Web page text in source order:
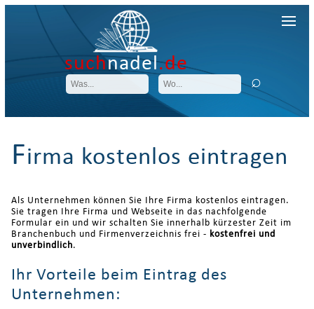
suchnadel.de
Firma kostenlos eintragen
Als Unternehmen können Sie Ihre Firma kostenlos eintragen.
Sie tragen Ihre Firma und Webseite in das nachfolgende
Formular ein und wir schalten Sie innerhalb kürzester Zeit im
Branchenbuch und Firmenverzeichnis frei - kostenfrei und
unverbindlich.
Ihr Vorteile beim Eintrag des
Unternehmen: